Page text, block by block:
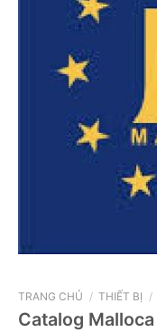
TRANG CHỦ / THIẾT BỊ /
Catalog Malloca